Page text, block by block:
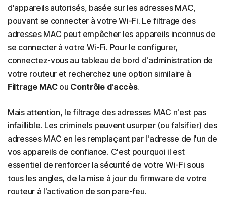
d'appareils autorisés, basée sur les adresses MAC,
pouvant se connecter à votre Wi-Fi. Le filtrage des
adresses MAC peut empêcher les appareils inconnus de
se connecter à votre Wi-Fi. Pour le configurer,
connectez-vous au tableau de bord d'administration de
votre routeur et recherchez une option similaire à
Filtrage MACou Contrôle d'accès.
Mais attention, le filtrage des adresses MAC n'est pas
infaillible. Les criminels peuvent usurper (ou falsifier) des
adresses MAC en les remplaçant par l'adresse de l'un de
vos appareils de confiance. C'est pourquoi il est
essentiel de renforcer la sécurité de votre Wi-Fi sous
tous les angles, de la mise à jour du firmware de votre
routeur à l'activation de son pare-feu.